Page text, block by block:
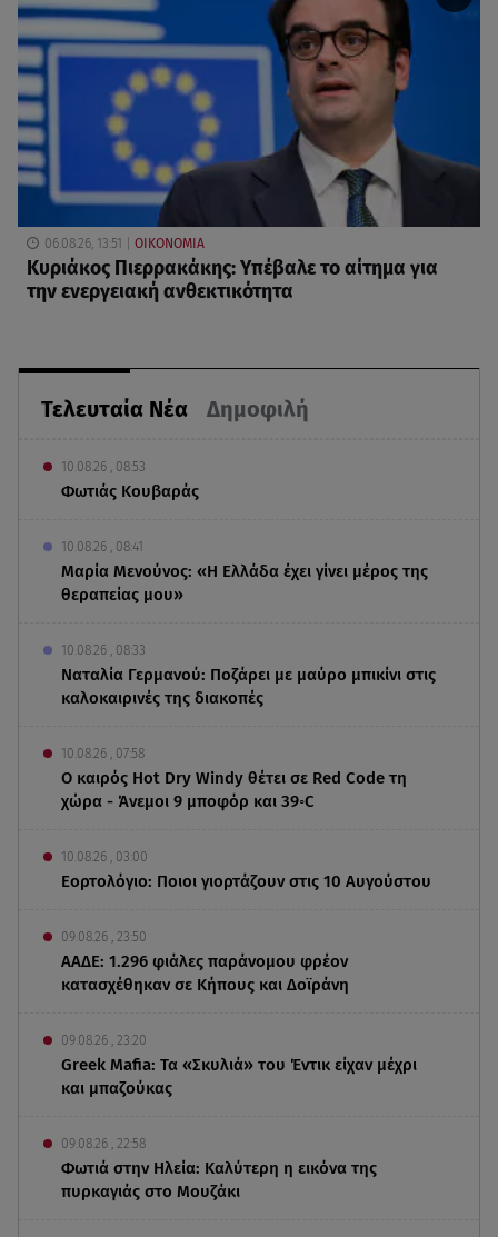
Τελευταία Νέα Δημοφιλή
10.08.26 , 08:53
Φωτιάς Κουβαράς
10.08.26 , 08:41
Μαρία Μενούνος: «Η Ελλάδα έχει γίνει μέρος της
θεραπείας μου»
10.08.26 , 08:33
Ναταλία Γερμανού: Ποζάρει με μαύρο μπικίνι στις
καλοκαιρινές της διακοπές
10.08.26 , 07:58
Ο καιρός Hot Dry Windy θέτει σε Red Code τη
χώρα - Άνεμοι 9 μποφόρ και 39◦C
10.08.26 , 03:00
Εορτολόγιο: Ποιοι γιορτάζουν στις 10 Αυγούστου
09.08.26 , 23:50
ΑΑΔΕ: 1.296 φιάλες παράνομου φρέον
κατασχέθηκαν σε Κήπους και Δοϊράνη
09.08.26 , 23:20
Greek Mafia: Τα «Σκυλιά» του Έντικ είχαν μέχρι
και μπαζούκας
09.08.26 , 22:58
Φωτιά στην Ηλεία: Καλύτερη η εικόνα της
πυρκαγιάς στο Μουζάκι
06.08.26, 13:51 ΟΙΚΟΝΟΜΙΑ
Κυριάκος Πιερρακάκης: Υπέβαλε το αίτημα για
την ενεργειακή ανθεκτικότητα